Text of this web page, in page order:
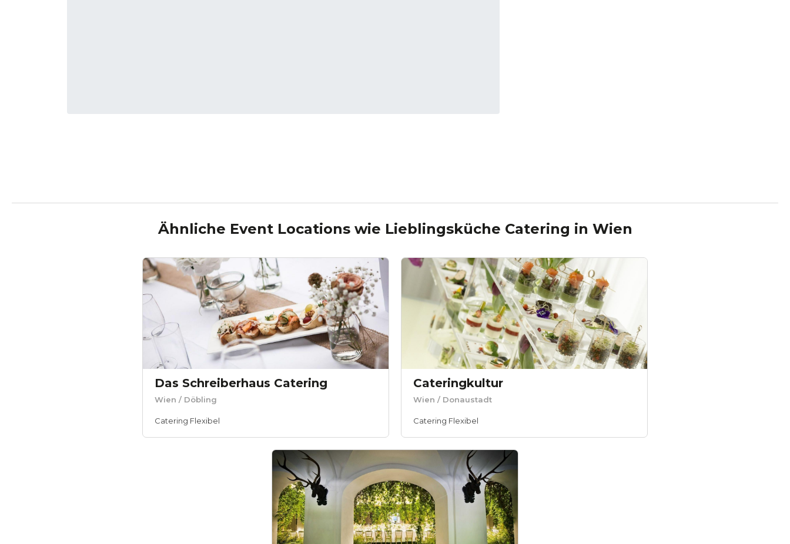
Ähnliche Event Locations wie Lieblingsküche Catering in Wien
Das Schreiberhaus Catering
Wien / Döbling
Catering Flexibel
Cateringkultur
Wien / Donaustadt
Catering Flexibel